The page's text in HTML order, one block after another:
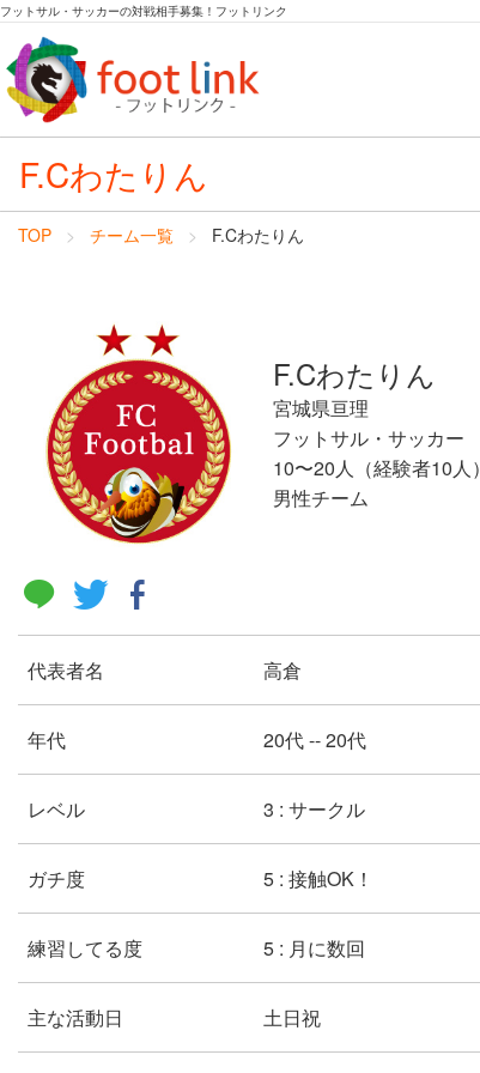
フットサル・サッカーの対戦相手募集！フットリンク
F.Cわたりん
TOP チーム一覧 F.Cわたりん
F.Cわたりん
宮城県亘理
フットサル・サッカー
10〜20人（経験者10人）
男性チーム
代表者名 高倉
年代 20代 -- 20代
レベル 3 : サークル
ガチ度 5 : 接触OK！
練習してる度 5 : 月に数回
主な活動日 土日祝